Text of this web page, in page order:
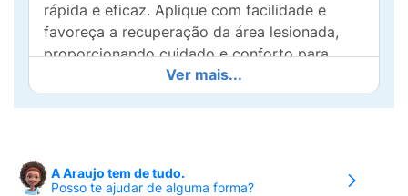
rápida e eficaz. Aplique com facilidade e
favoreça a recuperação da área lesionada,
proporcionando cuidado e conforto para
toda a família. Confie em Hirudoid Infantil
para uma pele protegida e saudável!
Ver mais...
A Araujo tem de tudo.
Posso te ajudar de alguma forma?